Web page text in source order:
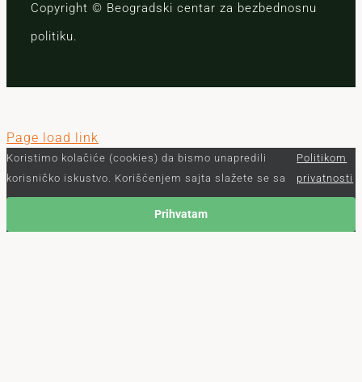
Copyright © Beogradski centar za bezbednosnu
politiku.
Page load link
Koristimo kolačiće (cookies) da bismo unapredili
korisničko iskustvo. Korišćenjem sajta slažete se sa
Politikom
privatnosti
Prihvatam